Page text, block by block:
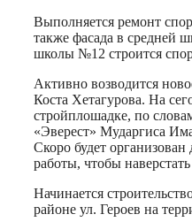
Выполняется ремонт
также фасада в средней
школы №12 строится
Активно возводится
Коста Хетагурова. На
стройплошадке, по
«Эверест» Мударгиса
Скоро будет
работы, чтобы
Начинается
районе ул. Героев на